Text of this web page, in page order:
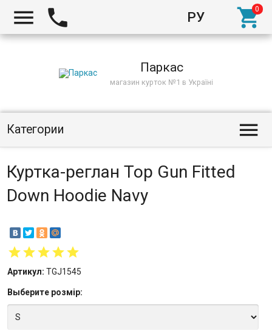
РУ
  
Паркас
магазин курток №1 в Україні
Категории 
Куртка-реглан Top Gun Fitted
Down Hoodie Navy
Артикул: TGJ1545
Выберите розмір: